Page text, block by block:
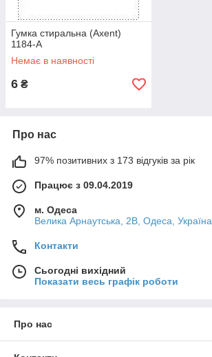
Гумка стиральна (Axent)
1184-А
Немає в наявності
6 ₴
Про нас
97% позитивних з 173 відгуків за рік
Працює з 09.04.2019
м. Одеса
Велика Арнаутська, 2В, Одеса, Україна
Контакти
Сьогодні вихідний
Показати весь графік роботи
Про нас